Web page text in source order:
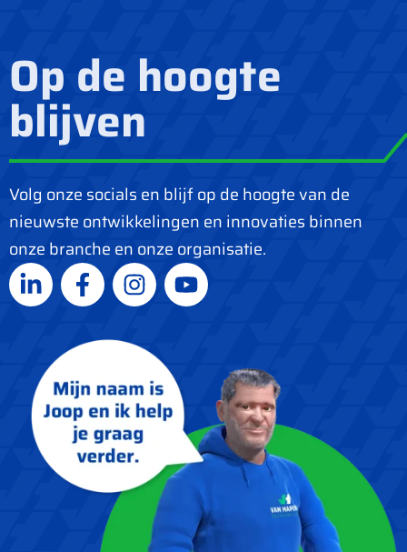
Op de hoogte
blijven
Volg onze socials en blijf op de hoogte van de
nieuwste ontwikkelingen en innovaties binnen
onze branche en onze organisatie.